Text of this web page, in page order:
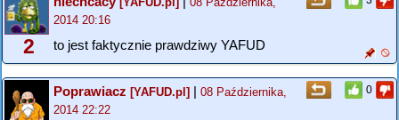
2
2014 20:16
to jest faktycznie prawdziwy YAFUD
0
Poprawiacz [YAFUD.pl] | 08 Października,
2014 22:22